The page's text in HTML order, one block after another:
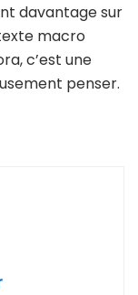
davantage sur
macro
c’est une
penser.